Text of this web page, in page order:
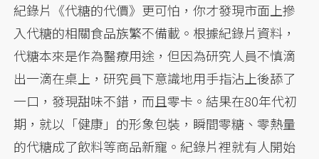
紀錄片《代糖的代價》更可怕，你才發現市面上摻
入代糖的相關食品族繁不備載。根據紀錄片資料，
代糖本來是作為醫療用途，但因為研究人員不慎滴
出一滴在桌上，研究員下意識地用手指沾上後舔了
一口，發現甜味不錯，而且零卡。結果在80年代初
期，就以「健康」的形象包裝，瞬間零糖、零熱量
的代糖成了飲料等商品新寵。紀錄片裡就有人開始